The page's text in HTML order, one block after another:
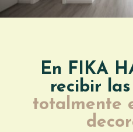
En FIKA
recibir
totalmente